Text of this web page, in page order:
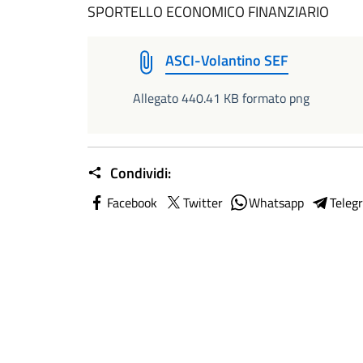
SPORTELLO ECONOMICO FINANZIARIO
ASCI-Volantino SEF
Allegato 440.41 KB formato png
Condividi:
Facebook Twitter Whatsapp